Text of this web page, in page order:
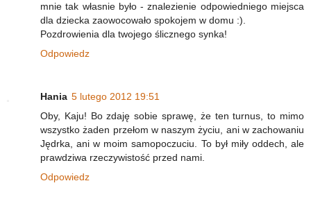
mnie tak własnie było - znalezienie odpowiedniego miejsca
dla dziecka zaowocowało spokojem w domu :).
Pozdrowienia dla twojego ślicznego synka!
Odpowiedz
Hania 5 lutego 2012 19:51
Oby, Kaju! Bo zdaję sobie sprawę, że ten turnus, to mimo
wszystko żaden przełom w naszym życiu, ani w zachowaniu
Jędrka, ani w moim samopoczuciu. To był miły oddech, ale
prawdziwa rzeczywistość przed nami.
Odpowiedz